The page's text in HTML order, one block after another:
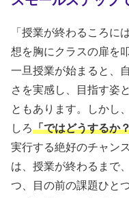
「授業が終わるころに
想を胸にクラスの扉を
一旦授業が始まると、
さを実感し、目指す姿
ともあります。しかし
しろ「ではどうするか
実行する絶好のチャン
は、授業が終わるまで
つ、目の前の課題ひと